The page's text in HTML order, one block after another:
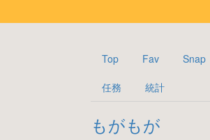
Top Fav Snap
任務 統計
もがもが